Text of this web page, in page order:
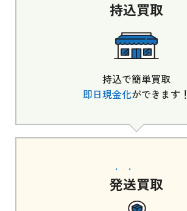
持込買取
持込で簡単買取
即日現金化ができます！
発送買取